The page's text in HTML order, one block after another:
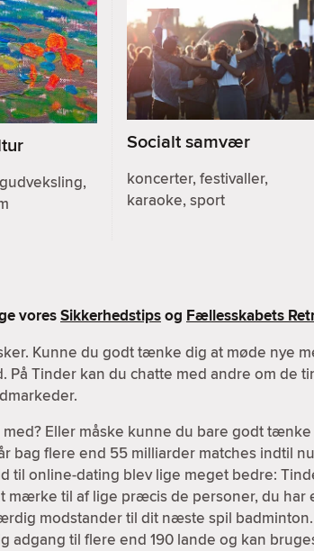
Socialt samvær
koncerter, festivaller,
karaoke, sport
voresSikkerhedstipsog Fællesskabets
Kunne du godt tænke dig at møde nye
Tinder kan du chatte med andre om de
Eller måske kunne du bare godt
bag flere end 55 milliarder matches indtil
til online-dating blev lige meget bedre:
til af lige præcis de personer, du har
modstander til dit næste spil
adgang til flere end 190 lande og kan